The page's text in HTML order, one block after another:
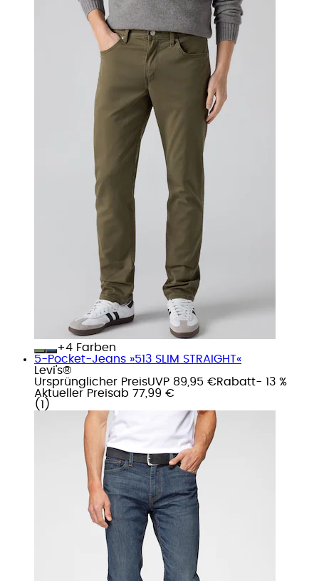
+
Farben
5-Pocket-Jeans »513 SLIM STRAIGHT«
Levi's®
Ursprünglicher PreisUVP 89,95 €Rabatt- 13 %
Aktueller Preisab 77,99 €
( 1 )